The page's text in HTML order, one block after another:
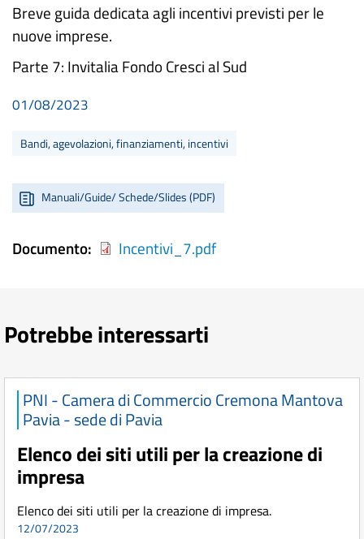
Breve guida dedicata agli incentivi previsti per le
nuove imprese.
Parte 7: Invitalia Fondo Cresci al Sud
01/08/2023
Bandi, agevolazioni, finanziamenti, incentivi
Manuali/Guide/ Schede/Slides (PDF)
Documento Incentivi_7.pdf
Potrebbe interessarti
PNI - Camera di Commercio Cremona Mantova
Pavia - sede di Pavia
Elenco dei siti utili per la creazione di
impresa
Elenco dei siti utili per la creazione di impresa.
12/07/2023